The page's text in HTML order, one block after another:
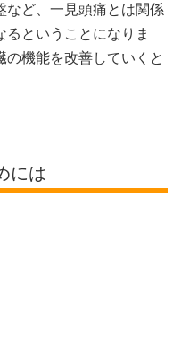
など、一見頭痛とは関係
ということになりま
機能を改善していくと
には